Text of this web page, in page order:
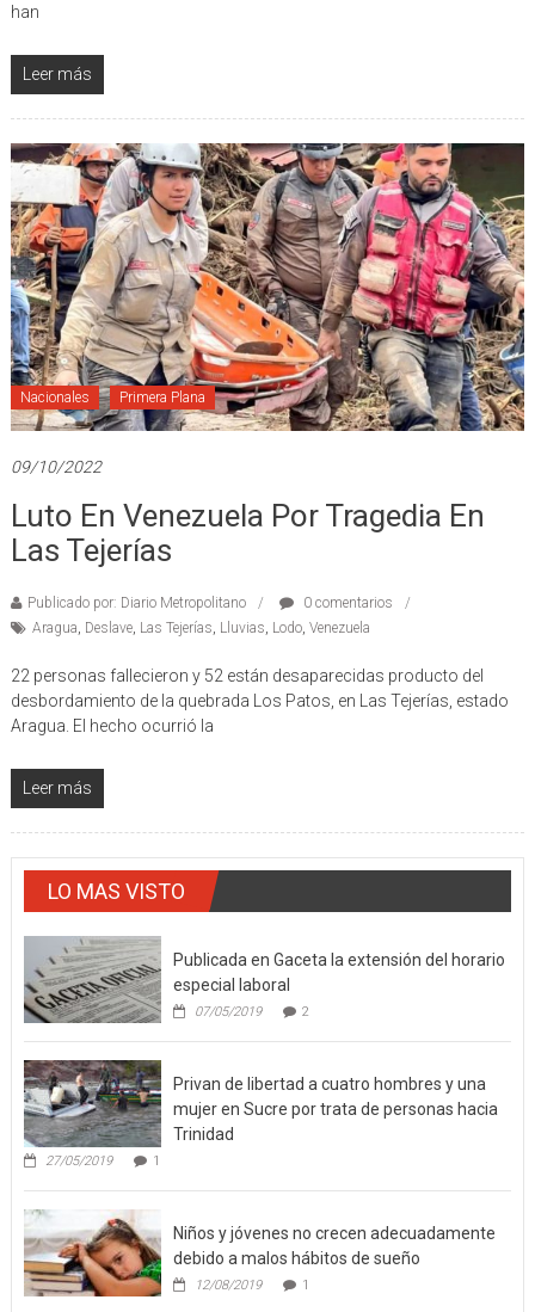
han
Leer más
Nacionales Primera Plana
09/10/2022
Luto En Venezuela Por Tragedia En
Las Tejerías
Publicado por: Diario Metropolitano
0 comentarios
Aragua, Deslave, Las Tejerías, Lluvias, Lodo, Venezuela
22 personas fallecieron y 52 están desaparecidas producto del
desbordamiento de la quebrada Los Patos, en Las Tejerías, estado
Aragua. El hecho ocurrió la
Leer más
LO MAS VISTO
Publicada en Gaceta la extensión del horario
especial laboral
07/05/2019 2
Privan de libertad a cuatro hombres y una
mujer en Sucre por trata de personas hacia
Trinidad
27/05/2019 1
Niños y jóvenes no crecen adecuadamente
debido a malos hábitos de sueño
12/08/2019 1